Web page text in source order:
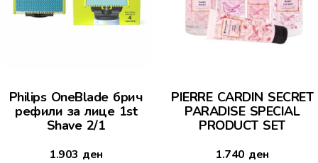
Philips OneBlade брич
рефили за лице 1st
Shave 2/1
1.903 ден
PIERRE CARDIN SECRET
PARADISE SPECIAL
PRODUCT SET
1.740 ден